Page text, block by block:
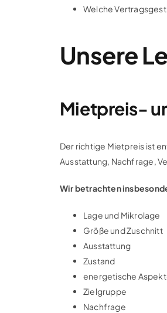
Welche
Unsere
Mietpreis-
Der richtige Mietpreis ist
Ausstattung, Nachfrage,
Wir betrachten
Lage und Mikrolage
Größe und Zuschnitt
Ausstattung
Zustand
energetische
Zielgruppe
Nachfrage